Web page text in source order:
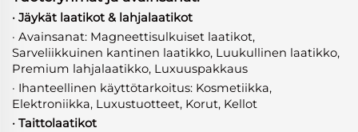
· Jäykät laatikot & lahjalaatikot
· Avainsanat: Magneettisulkuiset laatikot,
Sarveliikkuinen kantinen laatikko, Luukullinen laatikko,
Premium lahjalaatikko, Luxuuspakkaus
· Ihanteellinen käyttötarkoitus: Kosmetiikka,
Elektroniikka, Luxustuotteet, Korut, Kellot
· Taittolaatikot